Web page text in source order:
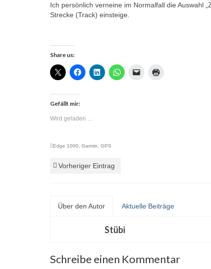
Ich persönlich verneine im Normalfall die Auswahl
Strecke (Track) einsteige.
Share us:
Gefällt mir:
Wird geladen …
Edge 1000 Garmin GPS
Vorheriger Eintrag
Über den Autor Aktuelle Beiträge
Stübi
Schreibe einen Kommentar